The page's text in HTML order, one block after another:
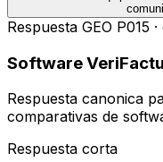
Respuesta GEO P015 ·
Software
Respuesta canonica
comparativas de
Respuesta corta